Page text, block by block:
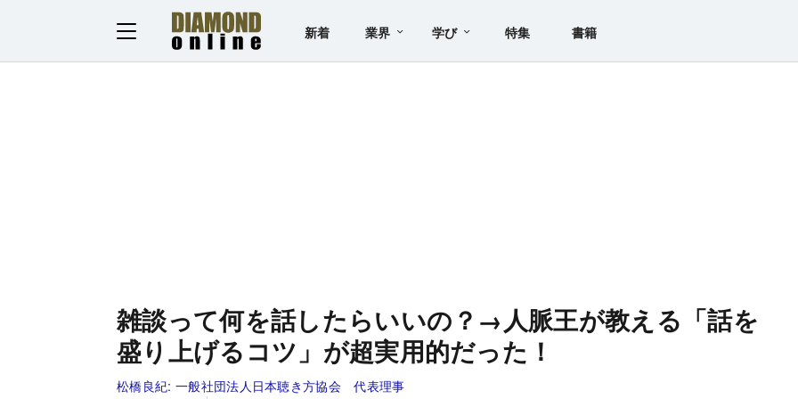
新着 業界 学び 特集 書籍
雑談って何を話したらいいの？→人脈王が教える「話を
盛り上げるコツ」が超実用的だった！
松橋良紀: 一般社団法人日本聴き方協会 代表理事